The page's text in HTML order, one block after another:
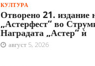
КУЛТУРА
Отворено 21. издание
„Астерфест“ во
Наградата „Астер“ ѝ
август 5, 2026